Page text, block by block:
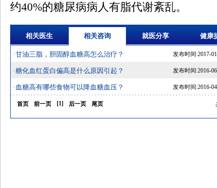
约40%的糖尿病病人有脂代谢紊乱。
相关医生 相关咨询 就医分享 健康
·甘油三脂，胆固醇血糖高怎么治疗？ 发布时间:2017-
·糖化血红蛋白偏高是什么原因引起？ 发布时间:2016-
·血糖高有哪些食物可以降血糖血压？ 发布时间:2016-
首页 前一页 [1] 后一页 尾页